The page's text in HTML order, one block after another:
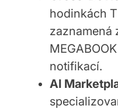
hodinkách
zaznamená
notifikací.
AI